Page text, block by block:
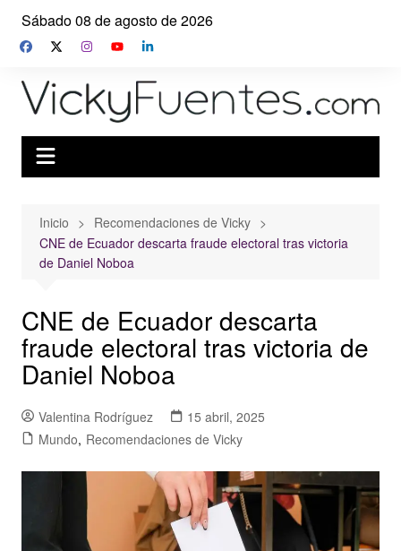
Saltar
contenido
Sábado 08 de agosto de 2026
Inicio
Recomendaciones de Vicky
CNE de Ecuador descarta fraude electoral tras victoria
de Daniel Noboa
CNE de Ecuador descarta
fraude electoral tras victoria de
Daniel Noboa
Valentina Rodríguez
15 abril, 2025
Mundo, Recomendaciones de Vicky